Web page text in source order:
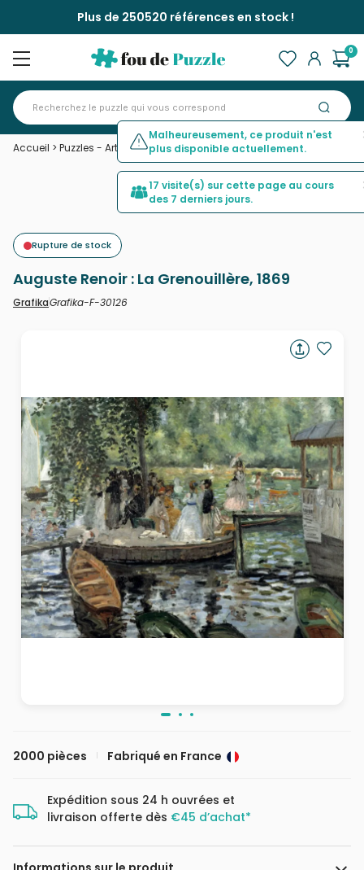
Plus de 250520 références en stock !
0
Accueil > Puzzles - Art Auguste Renoir : La Grenouillère, 1869
Rupture de stock
Auguste Renoir : La Grenouillère, 1869
GrafikaGrafika-F-30126
2000 pièces Fabriqué en France
Expédition sous 24 h ouvrées et
livraison offerte dès €45 d’achat*
Malheureusement, ce produit n'est
plus disponible actuellement.
17 visite(s) sur cette page au cours
des 7 derniers jours.